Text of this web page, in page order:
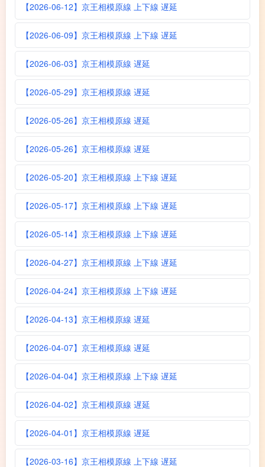
【2026-06-12】京王相模原線 上下線 遅延
【2026-06-09】京王相模原線 上下線 遅延
【2026-06-03】京王相模原線 遅延
【2026-05-29】京王相模原線 遅延
【2026-05-26】京王相模原線 遅延
【2026-05-26】京王相模原線 遅延
【2026-05-20】京王相模原線 上下線 遅延
【2026-05-17】京王相模原線 上下線 遅延
【2026-05-14】京王相模原線 上下線 遅延
【2026-04-27】京王相模原線 上下線 遅延
【2026-04-24】京王相模原線 上下線 遅延
【2026-04-13】京王相模原線 遅延
【2026-04-07】京王相模原線 遅延
【2026-04-04】京王相模原線 上下線 遅延
【2026-04-02】京王相模原線 遅延
【2026-04-01】京王相模原線 遅延
【2026-03-16】京王相模原線 上下線 遅延